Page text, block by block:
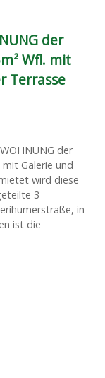
der
Wfl. mit
Terrasse
der
mit Galerie und
wird diese
3-
in
ist die